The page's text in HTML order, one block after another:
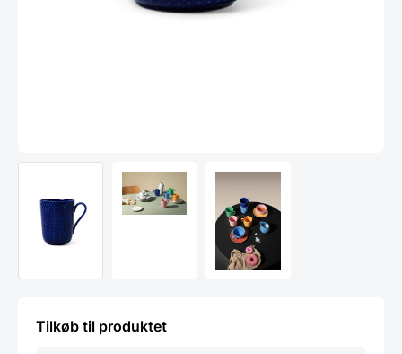
Tilkøb til produktet